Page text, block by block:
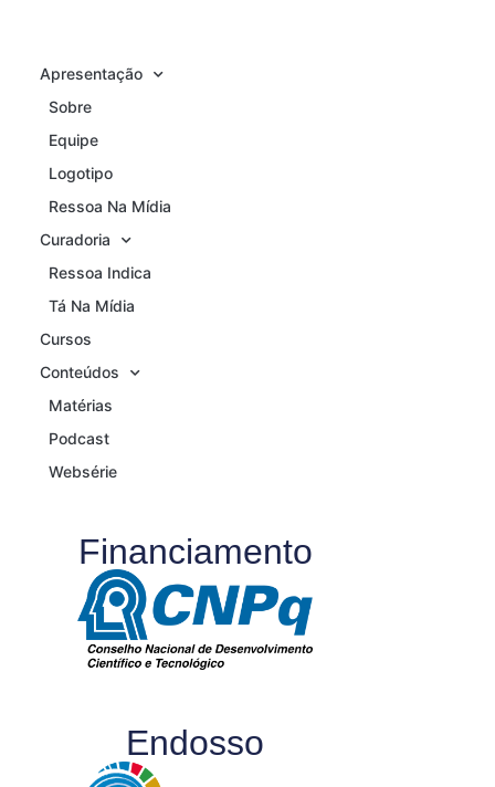
Apresentação
Sobre
Equipe
Logotipo
Ressoa Na Mídia
Curadoria
Ressoa Indica
Tá Na Mídia
Cursos
Conteúdos
Matérias
Podcast
Websérie
Financiamento
Endosso